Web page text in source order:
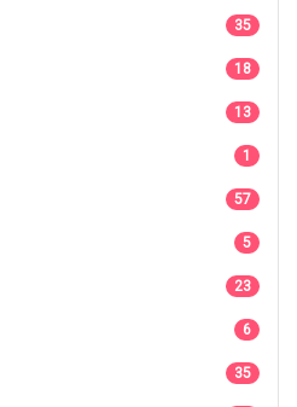
35
18
13
1
57
5
23
6
35